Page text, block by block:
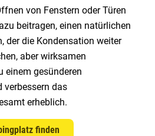
von Fenstern oder Türen
beitragen, einen natürlichen
der die Kondensation weiter
aber wirksamen
einem gesünderen
verbessern das
erheblich.
finden